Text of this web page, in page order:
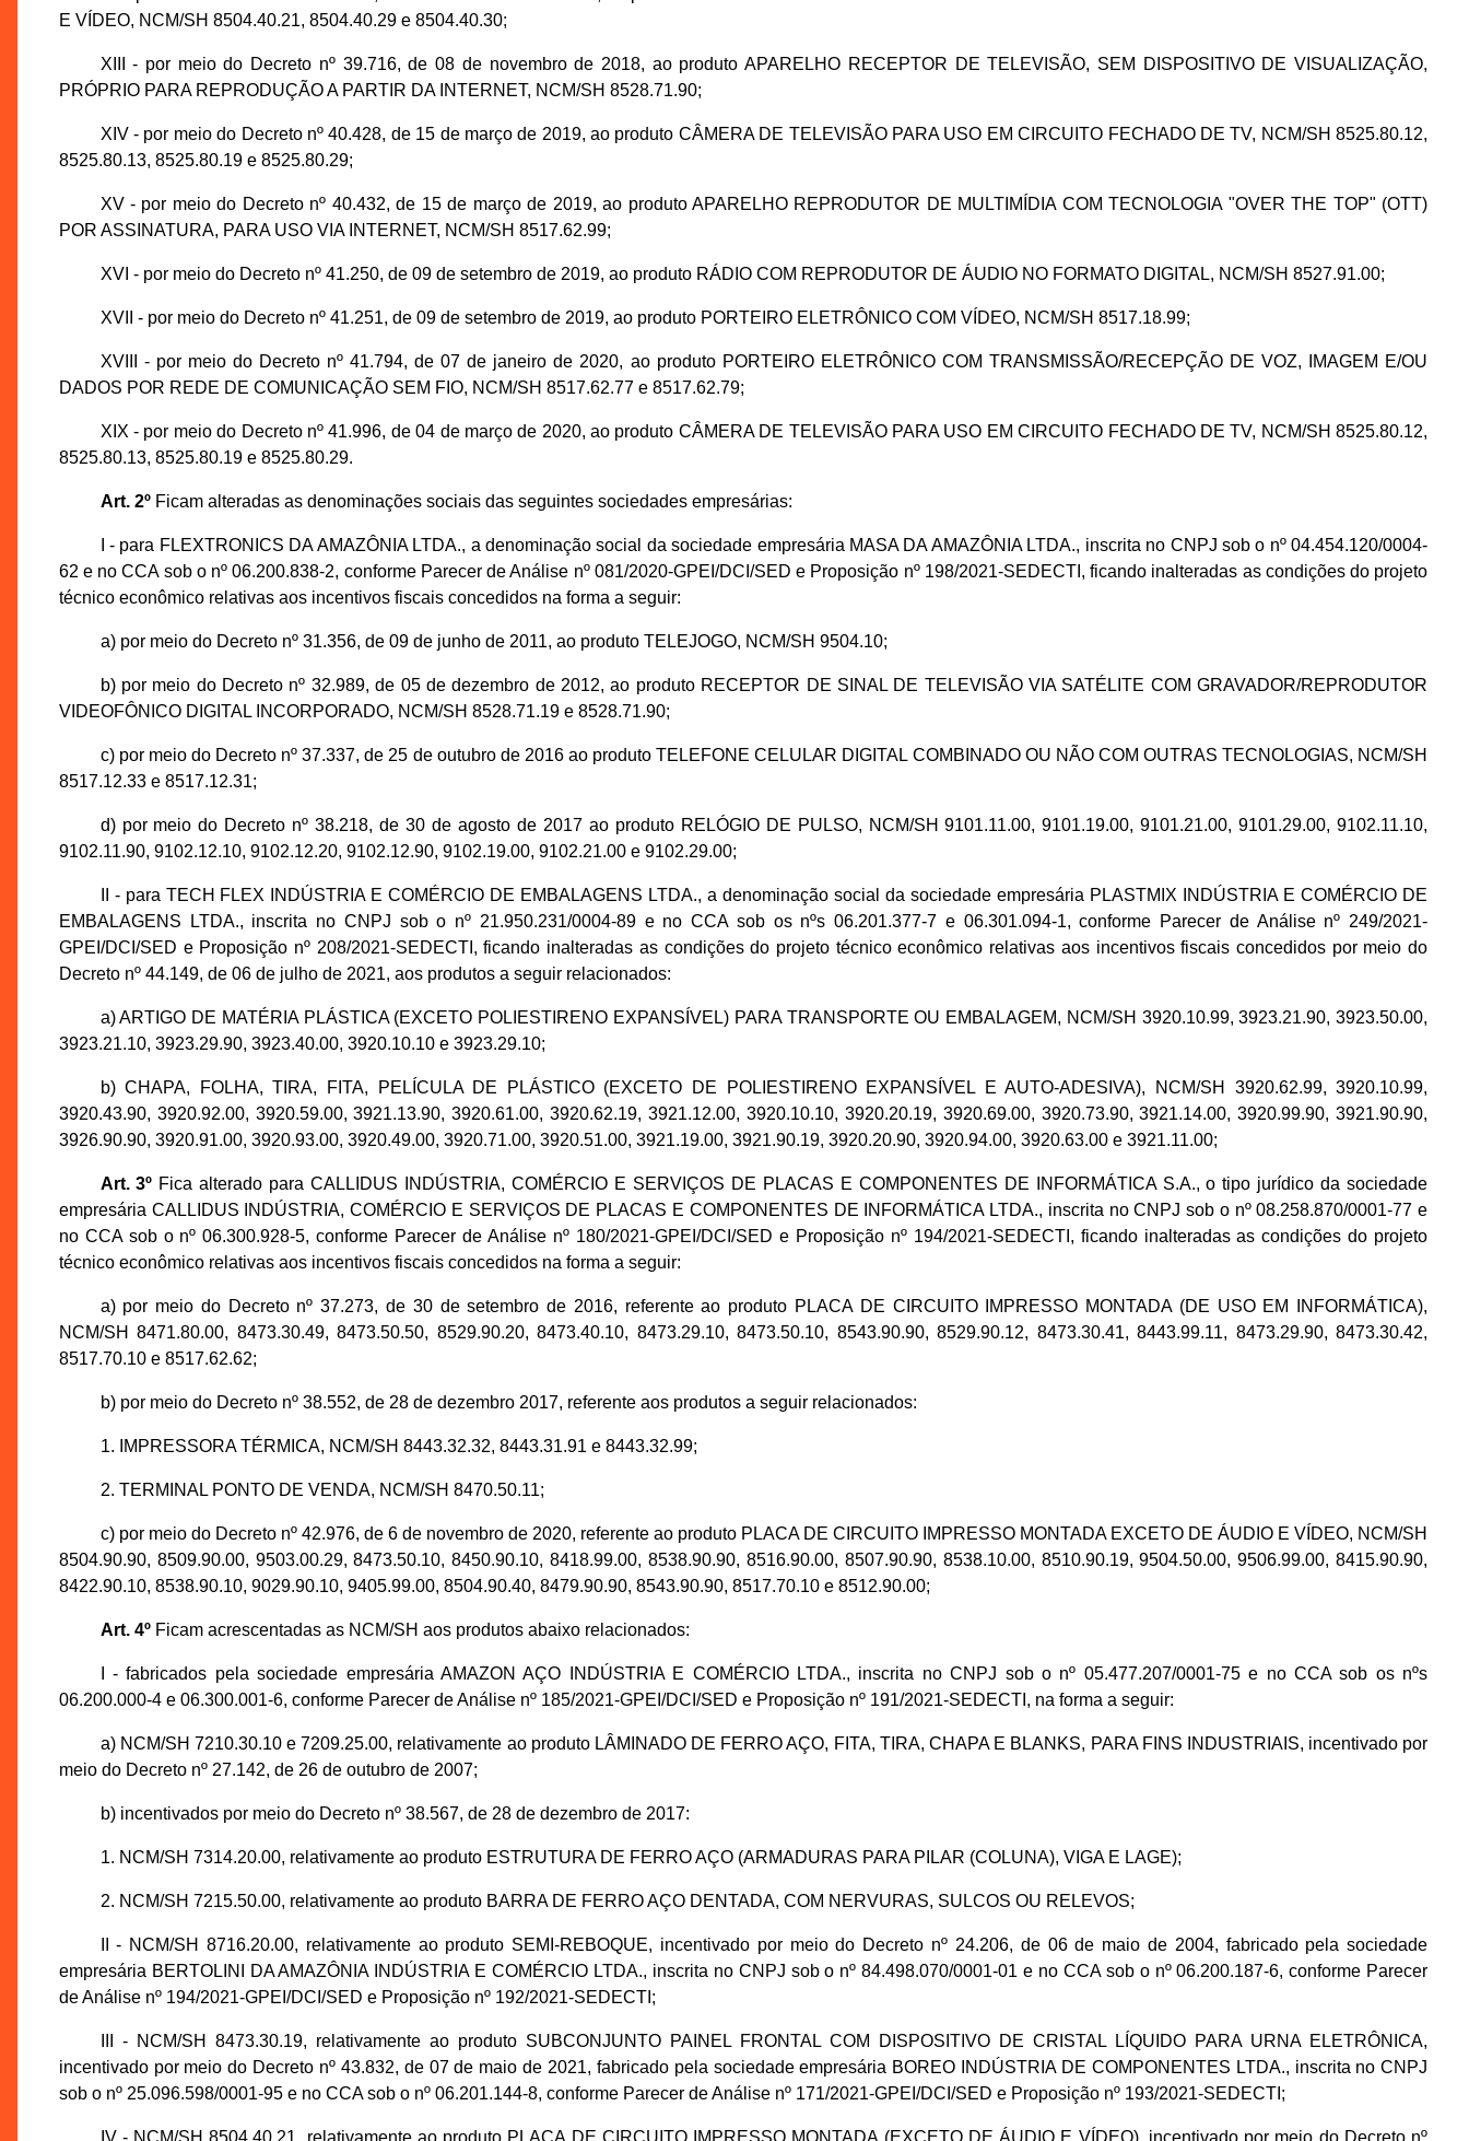
E VÍDEO, NCM/SH 8504.40.21, 8504.40.29 e 8504.40.30;
XIII - por meio do Decreto nº 39.716, de 08 de novembro de 2018, ao produto APARELHO RECEPTOR DE TELEVISÃO, SEM DISPOSITIVO DE VISUALIZAÇÃO,
PRÓPRIO PARA REPRODUÇÃO A PARTIR DA INTERNET, NCM/SH 8528.71.90;
XIV - por meio do Decreto nº 40.428, de 15 de março de 2019, ao produto CÂMERA DE TELEVISÃO PARA USO EM CIRCUITO FECHADO DE TV, NCM/SH 8525.80.12,
8525.80.13, 8525.80.19 e 8525.80.29;
XV - por meio do Decreto nº 40.432, de 15 de março de 2019, ao produto APARELHO REPRODUTOR DE MULTIMÍDIA COM TECNOLOGIA "OVER THE TOP" (OTT)
POR ASSINATURA, PARA USO VIA INTERNET, NCM/SH 8517.62.99;
XVI - por meio do Decreto nº 41.250, de 09 de setembro de 2019, ao produto RÁDIO COM REPRODUTOR DE ÁUDIO NO FORMATO DIGITAL, NCM/SH 8527.91.00;
XVII - por meio do Decreto nº 41.251, de 09 de setembro de 2019, ao produto PORTEIRO ELETRÔNICO COM VÍDEO, NCM/SH 8517.18.99;
XVIII - por meio do Decreto nº 41.794, de 07 de janeiro de 2020, ao produto PORTEIRO ELETRÔNICO COM TRANSMISSÃO/RECEPÇÃO DE VOZ, IMAGEM E/OU
DADOS POR REDE DE COMUNICAÇÃO SEM FIO, NCM/SH 8517.62.77 e 8517.62.79;
XIX - por meio do Decreto nº 41.996, de 04 de março de 2020, ao produto CÂMERA DE TELEVISÃO PARA USO EM CIRCUITO FECHADO DE TV, NCM/SH 8525.80.12,
8525.80.13, 8525.80.19 e 8525.80.29.
Art. 2ºFicam alteradas as denominações sociais das seguintes sociedades empresárias:
I - para FLEXTRONICS DA AMAZÔNIA LTDA., a denominação social da sociedade empresária MASA DA AMAZÔNIA LTDA., inscrita no CNPJ sob o nº 04.454.120/0004-
62 e no CCA sob o nº 06.200.838-2, conforme Parecer de Análise nº 081/2020-GPEI/DCI/SED e Proposição nº 198/2021-SEDECTI, ficando inalteradas as condições do projeto
técnico econômico relativas aos incentivos fiscais concedidos na forma a seguir:
a) por meio do Decreto nº 31.356, de 09 de junho de 2011, ao produto TELEJOGO, NCM/SH 9504.10;
b) por meio do Decreto nº 32.989, de 05 de dezembro de 2012, ao produto RECEPTOR DE SINAL DE TELEVISÃO VIA SATÉLITE COM GRAVADOR/REPRODUTOR
VIDEOFÔNICO DIGITAL INCORPORADO, NCM/SH 8528.71.19 e 8528.71.90;
c) por meio do Decreto nº 37.337, de 25 de outubro de 2016 ao produto TELEFONE CELULAR DIGITAL COMBINADO OU NÃO COM OUTRAS TECNOLOGIAS, NCM/SH
8517.12.33 e 8517.12.31;
d) por meio do Decreto nº 38.218, de 30 de agosto de 2017 ao produto RELÓGIO DE PULSO, NCM/SH 9101.11.00, 9101.19.00, 9101.21.00, 9101.29.00, 9102.11.10,
9102.11.90, 9102.12.10, 9102.12.20, 9102.12.90, 9102.19.00, 9102.21.00 e 9102.29.00;
II - para TECH FLEX INDÚSTRIA E COMÉRCIO DE EMBALAGENS LTDA., a denominação social da sociedade empresária PLASTMIX INDÚSTRIA E COMÉRCIO DE
EMBALAGENS LTDA., inscrita no CNPJ sob o nº 21.950.231/0004-89 e no CCA sob os nºs 06.201.377-7 e 06.301.094-1, conforme Parecer de Análise nº 249/2021-
GPEI/DCI/SED e Proposição nº 208/2021-SEDECTI, ficando inalteradas as condições do projeto técnico econômico relativas aos incentivos fiscais concedidos por meio do
Decreto nº 44.149, de 06 de julho de 2021, aos produtos a seguir relacionados:
a) ARTIGO DE MATÉRIA PLÁSTICA (EXCETO POLIESTIRENO EXPANSÍVEL) PARA TRANSPORTE OU EMBALAGEM, NCM/SH 3920.10.99, 3923.21.90, 3923.50.00,
3923.21.10, 3923.29.90, 3923.40.00, 3920.10.10 e 3923.29.10;
b) CHAPA, FOLHA, TIRA, FITA, PELÍCULA DE PLÁSTICO (EXCETO DE POLIESTIRENO EXPANSÍVEL E AUTO-ADESIVA), NCM/SH 3920.62.99, 3920.10.99,
3920.43.90, 3920.92.00, 3920.59.00, 3921.13.90, 3920.61.00, 3920.62.19, 3921.12.00, 3920.10.10, 3920.20.19, 3920.69.00, 3920.73.90, 3921.14.00, 3920.99.90, 3921.90.90,
3926.90.90, 3920.91.00, 3920.93.00, 3920.49.00, 3920.71.00, 3920.51.00, 3921.19.00, 3921.90.19, 3920.20.90, 3920.94.00, 3920.63.00 e 3921.11.00;
Art. 3º Fica alterado para CALLIDUS INDÚSTRIA, COMÉRCIO E SERVIÇOS DE PLACAS E COMPONENTES DE INFORMÁTICA S.A., o tipo jurídico da sociedade
empresária CALLIDUS INDÚSTRIA, COMÉRCIO E SERVIÇOS DE PLACAS E COMPONENTES DE INFORMÁTICA LTDA., inscrita no CNPJ sob o nº 08.258.870/0001-77 e
no CCA sob o nº 06.300.928-5, conforme Parecer de Análise nº 180/2021-GPEI/DCI/SED e Proposição nº 194/2021-SEDECTI, ficando inalteradas as condições do projeto
técnico econômico relativas aos incentivos fiscais concedidos na forma a seguir:
a) por meio do Decreto nº 37.273, de 30 de setembro de 2016, referente ao produto PLACA DE CIRCUITO IMPRESSO MONTADA (DE USO EM INFORMÁTICA),
NCM/SH 8471.80.00, 8473.30.49, 8473.50.50, 8529.90.20, 8473.40.10, 8473.29.10, 8473.50.10, 8543.90.90, 8529.90.12, 8473.30.41, 8443.99.11, 8473.29.90, 8473.30.42,
8517.70.10 e 8517.62.62;
b) por meio do Decreto nº 38.552, de 28 de dezembro 2017, referente aos produtos a seguir relacionados:
1. IMPRESSORA TÉRMICA, NCM/SH 8443.32.32, 8443.31.91 e 8443.32.99;
2. TERMINAL PONTO DE VENDA, NCM/SH 8470.50.11;
c) por meio do Decreto nº 42.976, de 6 de novembro de 2020, referente ao produto PLACA DE CIRCUITO IMPRESSO MONTADA EXCETO DE ÁUDIO E VÍDEO, NCM/SH
8504.90.90, 8509.90.00, 9503.00.29, 8473.50.10, 8450.90.10, 8418.99.00, 8538.90.90, 8516.90.00, 8507.90.90, 8538.10.00, 8510.90.19, 9504.50.00, 9506.99.00, 8415.90.90,
8422.90.10, 8538.90.10, 9029.90.10, 9405.99.00, 8504.90.40, 8479.90.90, 8543.90.90, 8517.70.10 e 8512.90.00;
Art. 4ºFicam acrescentadas as NCM/SH aos produtos abaixo relacionados:
I - fabricados pela sociedade empresária AMAZON AÇO INDÚSTRIA E COMÉRCIO LTDA., inscrita no CNPJ sob o nº 05.477.207/0001-75 e no CCA sob os nºs
06.200.000-4 e 06.300.001-6, conforme Parecer de Análise nº 185/2021-GPEI/DCI/SED e Proposição nº 191/2021-SEDECTI, na forma a seguir:
a) NCM/SH 7210.30.10 e 7209.25.00, relativamente ao produto LÂMINADO DE FERRO AÇO, FITA, TIRA, CHAPA E BLANKS, PARA FINS INDUSTRIAIS, incentivado por
meio do Decreto nº 27.142, de 26 de outubro de 2007;
b) incentivados por meio do Decreto nº 38.567, de 28 de dezembro de 2017:
1. NCM/SH 7314.20.00, relativamente ao produto ESTRUTURA DE FERRO AÇO (ARMADURAS PARA PILAR (COLUNA), VIGA E LAGE);
2. NCM/SH 7215.50.00, relativamente ao produto BARRA DE FERRO AÇO DENTADA, COM NERVURAS, SULCOS OU RELEVOS;
II - NCM/SH 8716.20.00, relativamente ao produto SEMI-REBOQUE, incentivado por meio do Decreto nº 24.206, de 06 de maio de 2004, fabricado pela sociedade
empresária BERTOLINI DA AMAZÔNIA INDÚSTRIA E COMÉRCIO LTDA., inscrita no CNPJ sob o nº 84.498.070/0001-01 e no CCA sob o nº 06.200.187-6, conforme Parecer
de Análise nº 194/2021-GPEI/DCI/SED e Proposição nº 192/2021-SEDECTI;
III - NCM/SH 8473.30.19, relativamente ao produto SUBCONJUNTO PAINEL FRONTAL COM DISPOSITIVO DE CRISTAL LÍQUIDO PARA URNA ELETRÔNICA,
incentivado por meio do Decreto nº 43.832, de 07 de maio de 2021, fabricado pela sociedade empresária BOREO INDÚSTRIA DE COMPONENTES LTDA., inscrita no CNPJ
sob o nº 25.096.598/0001-95 e no CCA sob o nº 06.201.144-8, conforme Parecer de Análise nº 171/2021-GPEI/DCI/SED e Proposição nº 193/2021-SEDECTI;
IV - NCM/SH 8504.40.21, relativamente ao produto PLACA DE CIRCUITO IMPRESSO MONTADA (EXCETO DE ÁUDIO E VÍDEO), incentivado por meio do Decreto nº